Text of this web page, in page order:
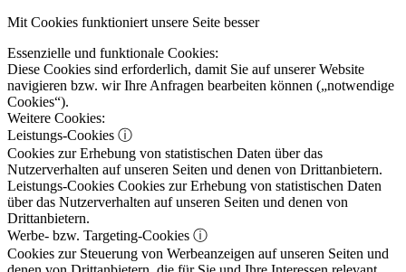
Mit Cookies funktioniert unsere Seite besser
Essenzielle und funktionale Cookies:
Diese Cookies sind erforderlich, damit Sie auf unserer Website
navigieren bzw. wir Ihre Anfragen bearbeiten können („notwendige
Cookies“).
Weitere Cookies:
Leistungs-Cookies ⓘ
Cookies zur Erhebung von statistischen Daten über das
Nutzerverhalten auf unseren Seiten und denen von Drittanbietern.
Leistungs-Cookies Cookies zur Erhebung von statistischen Daten
über das Nutzerverhalten auf unseren Seiten und denen von
Drittanbietern.
Werbe- bzw. Targeting-Cookies ⓘ
Cookies zur Steuerung von Werbeanzeigen auf unseren Seiten und